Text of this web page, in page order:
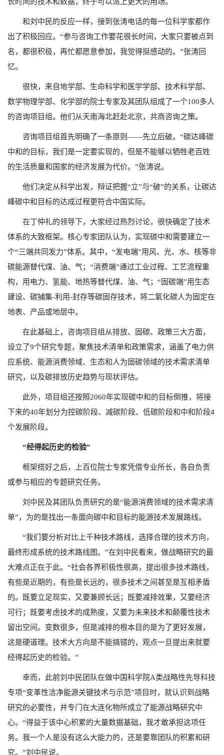
和刘中民的反应一样，接到张涛电话的每一位科学家都作
出了积极回应。“参与咨询工作要花很长时间，大家只要被点到
名，都很积极，再忙都愿意参加，我觉得挺感动的。”张涛回
忆。
很快，来自地学部、生命科学和医学学部、技术科学部、
数学物理学部、化学部的院士专家及其团队组成了一个100多人
的咨询项目组。他们从天南海北赶赴北京，共商咨询之策。
咨询项目组首先明确了一条原则——先立后破。“碳达峰碳
中和的目标，我们是一定要实现的，但是不能够以牺牲老百姓
的生活质量和国家的经济发展为代价。”张涛说。
他们决定从科学出发，辩证把握“立”与“破”的关系，让碳达
峰碳中和目标的达成过程更符合中国实际。
在丁仲礼的领导下，大家经过热烈讨论，很快确定了技术
体系的大致框架。核心专家团队认为，实现碳中和需要建立一
个“三端共同发力”体系。其中，“发电端”用风、光、水、核等非
碳能源替代煤、油、气；“消费端”通过工业过程、工艺流程重
构，用电力、氢能、地热等替代煤、油、气；“固碳端”用生态
建设、碳捕集-利用-封存等碳固存技术，将二氧化碳人为固定在
地表、产品或地层中。
在此基础上，咨询项目组从排放、固碳、政策三大方面，
设立了9个研究专题，聚焦技术清单和政策需求，涵盖了电力供
应系统、能源消费领域、生态和人为固碳领域的技术需求清单
研究，以及碳排放历史趋势与现状评估。
此外，项目组还按照2060年实现碳中和的目标倒推，将接
下来的40年划分为控碳阶段、减碳阶段、低碳阶段和中和阶段4
个发展阶段。
“经得起历史的检验”
框架搭好之后，上百位院士专家凭借专业所长，各自负责
或参与相应的专题研究任务。
刘中民及其团队负责研究的是“能源消费领域的技术需求清
单”，为的是找出一条面向碳中和目标的能源技术发展路线。
“我们要分析对比上千种技术路线，选择合理的技术方向，
最终形成系统的技术路线图。”在刘中民看来，做战略研究的最
大难点正在于此。“社会各界积极性很高，提出很多技术路线，
有些是近期的，有些是长远的，很多技术之间甚至是互相矛盾
的。既要立足现实，又要兼顾长远；既要减排效果，又要经济
可行；既要考虑技术的成熟度，又要为未来技术和颠覆性技术
留出空间。变数很多，但是减排的根本目的是为了更好发展，
这是硬道理。技术大方向是不能搞错的，观点一旦提出来就要
经得起历史的检验。”
幸而，此前刘中民团队在做中国科学院A类战略性先导科技
专项“变革性洁净能源关键技术与示范”项目时，就认识到战略
研究的必要性，并专门在大连化物所成立了能源战略研究中
心。“得益于该中心积累的大量数据基础，我才敢承担这项任
务。我一个人是没有这么大能力的，还是要靠团队的积累和研
究。”刘中民说。